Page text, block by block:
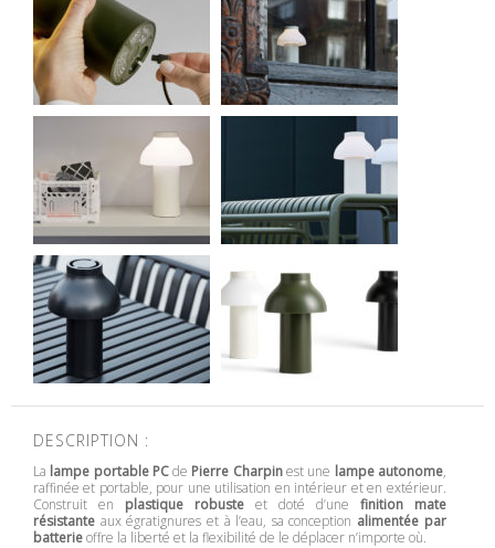
DESCRIPTION :
La lampe portable PCde Pierre Charpinest une lampe autonome,
raffinée et portable, pour une utilisation en intérieur et en extérieur.
Construit en plastique robusteet doté d’une finition mate
résistante aux égratignures et à l’eau, sa conception alimentée par
batterieoffre la liberté et la flexibilité de le déplacer n’importe où.